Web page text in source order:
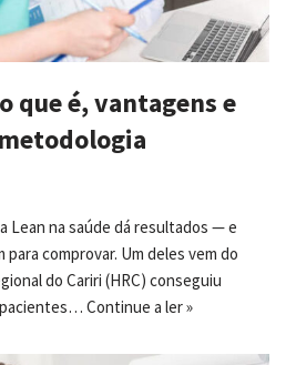
que é, vantagens e
Lean na saúde dá resultados — e
comprovar. Um deles vem do
do Cariri (HRC) conseguiu
pacientes… Continue a ler »